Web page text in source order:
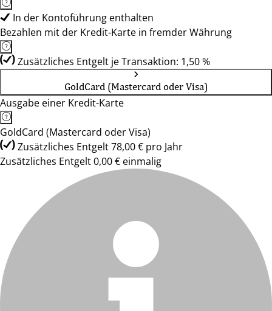
In der Kontoführung enthalten
Bezahlen mit der Kredit-Karte in fremder Währung
Zusätzliches Entgelt je Transaktion: 1,50 %
GoldCard (Mastercard oder Visa)
Ausgabe einer Kredit-Karte
GoldCard (Mastercard oder Visa)
Zusätzliches Entgelt 78,00 € pro Jahr
Zusätzliches Entgelt 0,00 € einmalig